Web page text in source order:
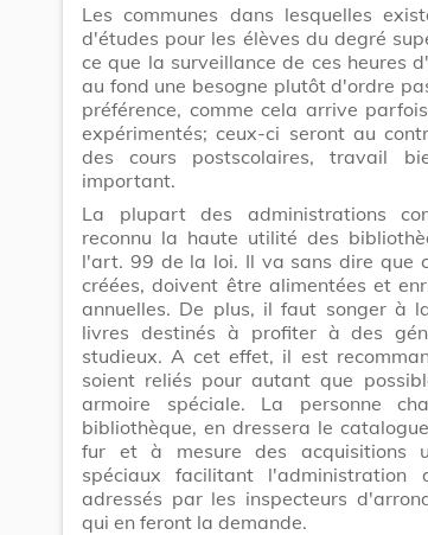
Les communes dans lesquelles
d'études pour les élèves du degré
ce que la surveillance de ces heures
au fond une besogne plutôt d'ordre
préférence, comme cela arrive
expérimentés; ceux-ci seront au
des cours postscolaires, travail
important.
La plupart des administrations
reconnu la haute utilité des
l'art. 99 de la loi. Il va sans dire que
créées, doivent être alimentées et
annuelles. De plus, il faut songer à
livres destinés à profiter à des
studieux. A cet effet, il est
soient reliés pour autant que
armoire spéciale. La personne
bibliothèque, en dressera le
fur et à mesure des acquisitions
spéciaux facilitant l'administration
adressés par les inspecteurs
qui en feront la demande.